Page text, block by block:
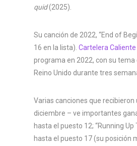
quid(2025).
Su canción de 2022, “End of
16 en la lista). Cartelera Caliente
programa en 2022, con su tema
Reino Unido durante tres
Varias canciones que recibieron
diciembre – ve importantes
hasta el puesto 12; “Running
hasta el puesto 17 (su posición